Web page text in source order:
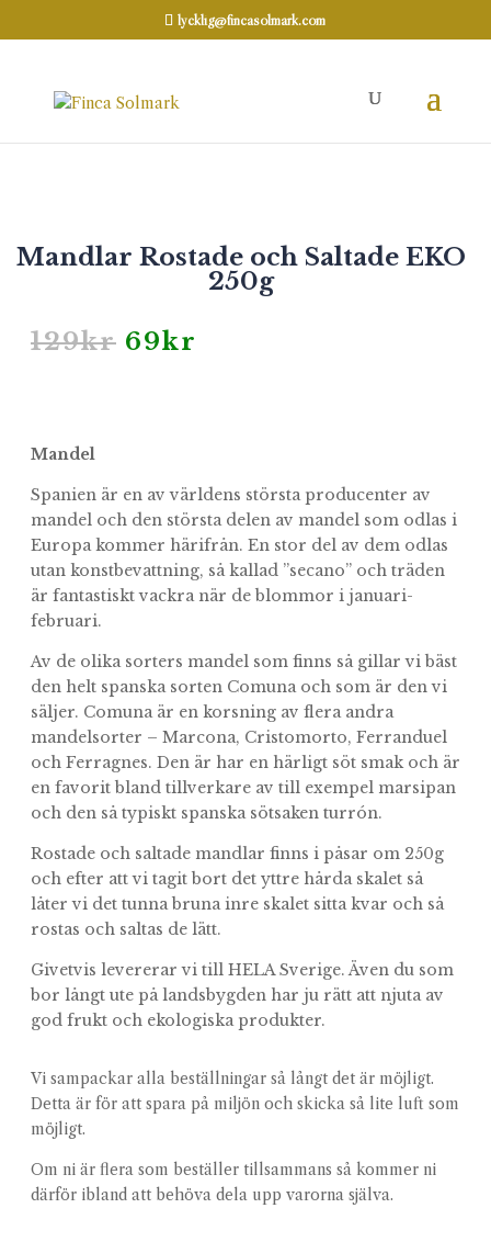
lycklig@fincasolmark.com
Hem Mandel
Mandlar Rostade och Saltade EKO
250g
129kr Det
69kr
Mandel
Spanien är en av världens största producenter av
mandel och den största delen av mandel som odlas i
Europa kommer härifrån. En stor del av dem odlas
utan konstbevattning, så kallad ”secano” och träden
är fantastiskt vackra när de blommor i januari-
februari.
Av de olika sorters mandel som finns så gillar vi bäst
den helt spanska sorten Comuna och som är den vi
säljer. Comuna är en korsning av flera andra
mandelsorter – Marcona, Cristomorto, Ferranduel
och Ferragnes. Den är har en härligt söt smak och är
en favorit bland tillverkare av till exempel marsipan
och den så typiskt spanska sötsaken turrón.
Rostade och saltade mandlar finns i påsar om 250g
och efter att vi tagit bort det yttre hårda skalet så
låter vi det tunna bruna inre skalet sitta kvar och så
rostas och saltas de lätt.
Givetvis levererar vi till HELA Sverige. Även du som
bor långt ute på landsbygden har ju rätt att njuta av
god frukt och ekologiska produkter.
Vi sampackar alla beställningar så långt det är möjligt.
Detta är för att spara på miljön och skicka så lite luft som
möjligt.
Om ni är flera som beställer tillsammans så kommer ni
därför ibland att behöva dela upp varorna själva.